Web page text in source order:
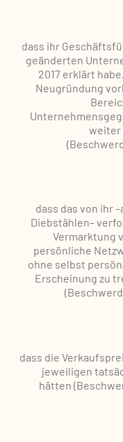
dass ihr
geänderten
2017 erklärt
Neugründung
weiter
dass das von ihr
Diebstählen–
Vermarktung
persönliche
ohne selbst
Erscheinung zu
dass die
jeweiligen
hätten